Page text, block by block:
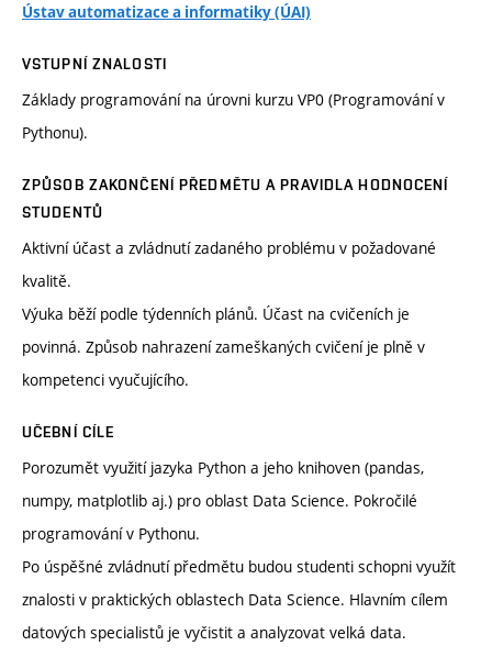
Ústav automatizace a informatiky (ÚAI)
VSTUPNÍ ZNALOSTI
Základy programování na úrovni kurzu VP0 (Programování v
Pythonu).
ZPŮSOB ZAKONČENÍ PŘEDMĚTU A PRAVIDLA HODNOCENÍ
STUDENTŮ
Aktivní účast a zvládnutí zadaného problému v požadované
kvalitě.
Výuka běží podle týdenních plánů. Účast na cvičeních je
povinná. Způsob nahrazení zameškaných cvičení je plně v
kompetenci vyučujícího.
UČEBNÍ CÍLE
Porozumět využití jazyka Python a jeho knihoven (pandas,
numpy, matplotlib aj.) pro oblast Data Science. Pokročilé
programování v Pythonu.
Po úspěšné zvládnutí předmětu budou studenti schopni využít
znalosti v praktických oblastech Data Science. Hlavním cílem
datových specialistů je vyčistit a analyzovat velká data.